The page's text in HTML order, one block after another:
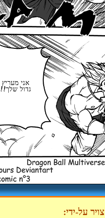
אני מעריץ
גדול שלך!!
צויר על-ידי: